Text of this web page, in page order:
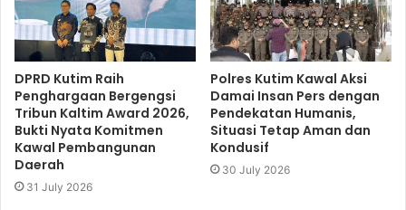
DPRD Kutim Raih
Penghargaan Bergengsi
Tribun Kaltim Award 2026,
Bukti Nyata Komitmen
Kawal Pembangunan
Daerah
31 July 2026
Polres Kutim Kawal Aksi
Damai Insan Pers dengan
Pendekatan Humanis,
Situasi Tetap Aman dan
Kondusif
30 July 2026